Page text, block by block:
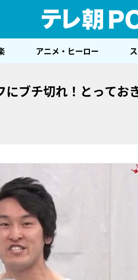
アニメ・ヒーロー
ブチ切れ！とってお